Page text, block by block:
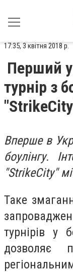
17:35, 3 квітня 2018 р.
Перший
турнір з
Вперше в
боулінгу.
"StrikeCity"
Таке
турнірів у
дозволяє